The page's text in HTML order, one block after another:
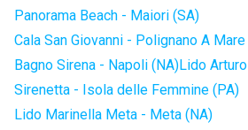
Panorama Beach - Maiori (SA)
Cala San Giovanni - Polignano A
Bagno Sirena - Napoli (NA)Lido
Sirenetta - Isola delle Femmine (PA)
Lido Marinella Meta - Meta (NA)